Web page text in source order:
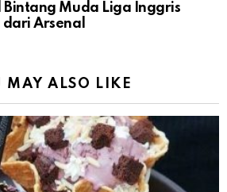
Bintang Muda Liga Inggris
Arsenal
MAY ALSO LIKE